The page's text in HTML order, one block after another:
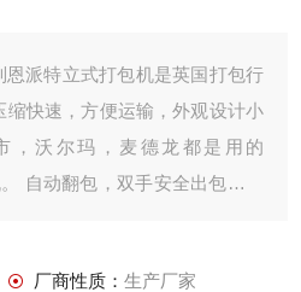
快速，方便运输，外观设计小
，沃尔玛，麦德龙都是用的
自动翻包，双手安全出包，按
厂商性质： 生产厂家